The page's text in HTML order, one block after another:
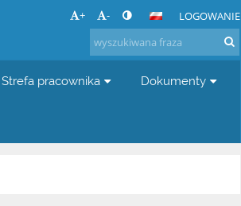
+ - LOGOWANIE
Strefa pracownika Dokumenty